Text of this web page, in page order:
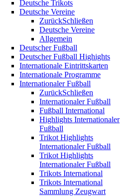
Deutsche Trikots
Deutsche Vereine
ZurückSchließen
Deutsche Vereine
Allgemein
Deutscher Fußball
Deutscher Fußball Highights
Internationale Eintrittskarten
Internationale Programme
Internationaler Fußball
ZurückSchließen
Internationaler Fußball
Fußball International
Highlights Internationaler
Fußball
Trikot Highlights
Internationaler Fußball
Trikot Highlights
Internationaler Fußball
Trikots International
Trikots International
Sammlung Zeugwart